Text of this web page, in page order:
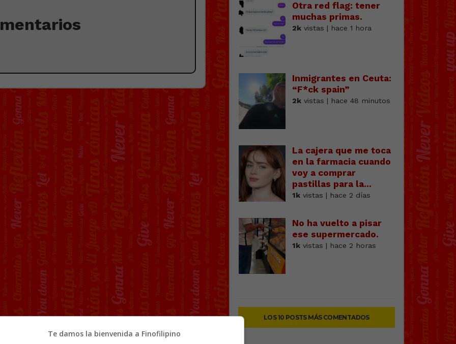
Otra red flag: tener
muchas primas.
2kvistas | hace 1 hora
Inmigrantes en Ceuta:
“F*ck spain”
2kvistas | hace 48 minutos
La cajera que me toca
en la farmacia cuando
voy a comprar
pastillas para la...
1kvistas | hace 2 días
No ha vuelto a pisar
ese supermercado.
1kvistas | hace 2 horas
LOS 10 POSTS MÁS COMENTADOS
Te damos la bienvenida a Finofilipino